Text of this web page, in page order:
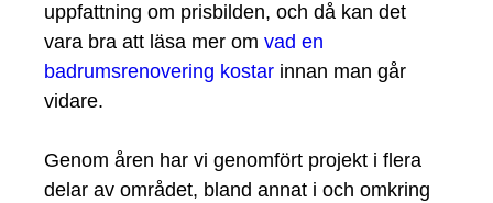
uppfattning om prisbilden, och då kan det
vara bra att läsa mer om vad en
badrumsrenovering kostar innan man går
vidare.
Genom åren har vi genomfört projekt i flera
delar av området, bland annat i och omkring